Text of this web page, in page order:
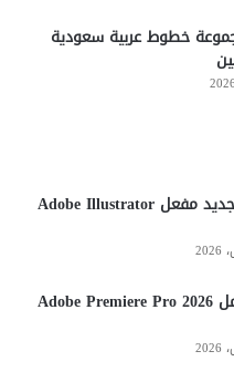
خطوط عربية سعودية
تحميل الاصدار الجديد مفعل Adobe Illustrator
تحميل مفعل كامل Adobe Premiere Pro 2026